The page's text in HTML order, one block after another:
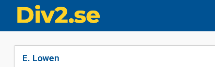
E. Lowen